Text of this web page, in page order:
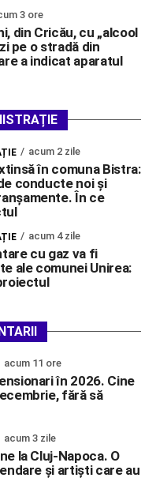
3 ore
din Cricău, cu „alcool
pe o stradă din
a indicat aparatul
acum 2 zile
în comuna Bistra:
conducte noi și
În ce
acum 4 zile
cu gaz va fi
ale comunei Unirea:
acum 11 ore
în 2026. Cine
fără să
acum 3 zile
la Cluj-Napoca. O
și artiști care au